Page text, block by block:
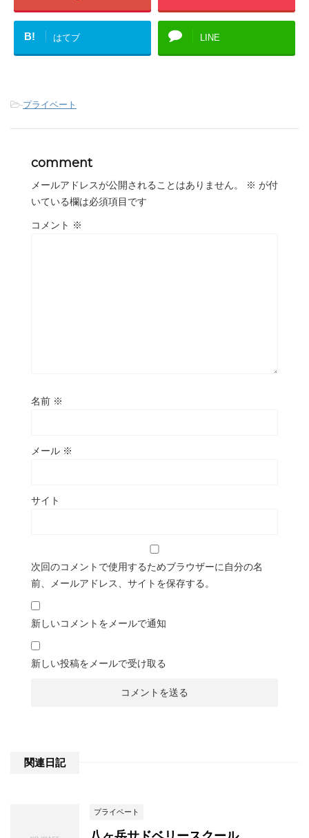
B! はてブ LINE
-プライベート
comment
メールアドレスが公開されることはありません。 ※ が付
いている欄は必須項目です
コメント ※
名前 ※
メール ※
サイト
次回のコメントで使用するためブラウザーに自分の名
前、メールアドレス、サイトを保存する。
新しいコメントをメールで通知
新しい投稿をメールで受け取る
関連日記
プライベート